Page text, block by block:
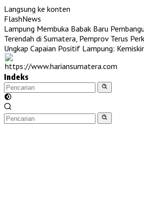
Langsung ke konten
FlashNews
Lampung Membuka Babak Baru
Terendah di Sumatera, Pemprov Terus
Ungkap Capaian Positif Lampung:
Indeks